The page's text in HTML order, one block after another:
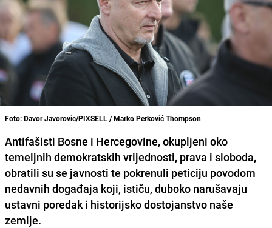
Foto: Davor Javorovic/PIXSELL / Marko Perković Thompson
Antifašisti Bosne i Hercegovine, okupljeni oko
temeljnih demokratskih vrijednosti, prava i sloboda,
obratili su se javnosti te pokrenuli peticiju povodom
nedavnih događaja koji, ističu, duboko narušavaju
ustavni poredak i historijsko dostojanstvo naše
zemlje.